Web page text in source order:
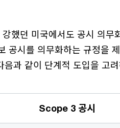
했던 미국에서도 공시 의무
공시를 의무화하는 규정을
과 같이 단계적 도입을 고
Scope 3 공시